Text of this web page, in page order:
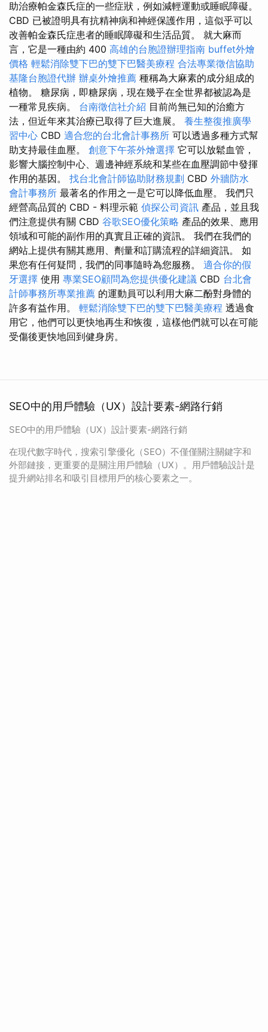
助治療帕金森氏症的一些症狀，例如減輕運動或睡眠障礙。
CBD 已被證明具有抗精神病和神經保護作用，這似乎可以
改善帕金森氏症患者的睡眠障礙和生活品質。 就大麻而
言，它是一種由約 400 高雄的台胞證辦理指南 buffet外燴
價格 輕鬆消除雙下巴的雙下巴醫美療程 合法專業徵信協助
基隆台胞證代辦 辦桌外燴推薦 種稱為大麻素的成分組成的
植物。 糖尿病，即糖尿病，現在幾乎在全世界都被認為是
一種常見疾病。 台南徵信社介紹 目前尚無已知的治癒方
法，但近年來其治療已取得了巨大進展。 養生整復推廣學
習中心 CBD 適合您的台北會計事務所 可以透過多種方式幫
助支持最佳血壓。 創意下午茶外燴選擇 它可以放鬆血管，
影響大腦控制中心、週邊神經系統和某些在血壓調節中發揮
作用的基因。 找台北會計師協助財務規劃 CBD 外牆防水
會計事務所 最著名的作用之一是它可以降低血壓。 我們只
經營高品質的 CBD - 料理示範 偵探公司資訊 產品，並且我
們注意提供有關 CBD 谷歌SEO優化策略 產品的效果、應用
領域和可能的副作用的真實且正確的資訊。 我們在我們的
網站上提供有關其應用、劑量和訂購流程的詳細資訊。 如
果您有任何疑問，我們的同事隨時為您服務。 適合你的假
牙選擇 使用 專業SEO顧問為您提供優化建議 CBD 台北會
計師事務所專業推薦 的運動員可以利用大麻二酚對身體的
許多有益作用。 輕鬆消除雙下巴的雙下巴醫美療程 透過食
用它，他們可以更快地再生和恢復，這樣他們就可以在可能
受傷後更快地回到健身房。
SEO中的用戶體驗（UX）設計要素-網路行銷
SEO中的用戶體驗（UX）設計要素-網路行銷
在現代數字時代，搜索引擎優化（SEO）不僅僅關注關鍵字和
外部鏈接，更重要的是關注用戶體驗（UX）。用戶體驗設計是
提升網站排名和吸引目標用戶的核心要素之一。